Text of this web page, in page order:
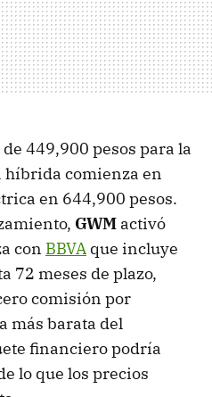
449,900 pesos para la
híbrida comienza en
en 644,900 pesos.
GWM activó
con BBVA que incluye
72 meses de plazo,
comisión por
más barata del
financiero podría
lo que los precios